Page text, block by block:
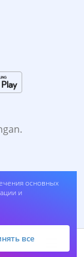
основных
и
все